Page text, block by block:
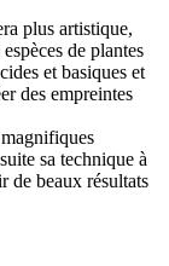
plus artistique,
de plantes
et basiques et
des empreintes
sa technique à
de beaux résultats